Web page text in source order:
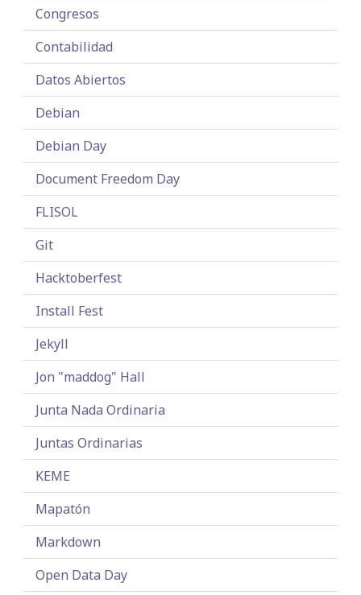
Congresos
Contabilidad
Datos Abiertos
Debian
Debian Day
Document Freedom Day
FLISOL
Git
Hacktoberfest
Install Fest
Jekyll
Jon "maddog" Hall
Junta Nada Ordinaria
Juntas Ordinarias
KEME
Mapatón
Markdown
Open Data Day